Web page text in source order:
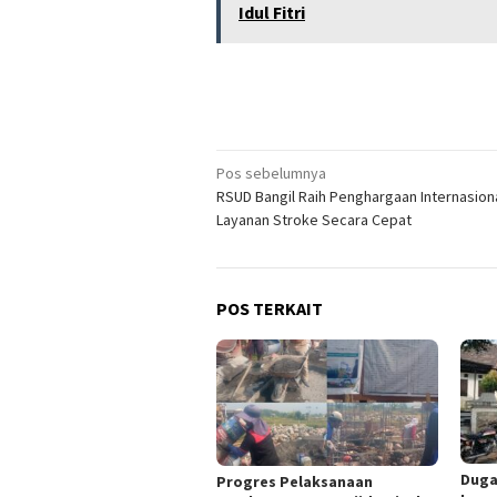
Idul Fitri
Navigasi
pos
Pos sebelumnya
RSUD Bangil Raih Penghargaan
Layanan Stroke Secara Cepat
POS TERKAIT
Progres Pelaksanaan